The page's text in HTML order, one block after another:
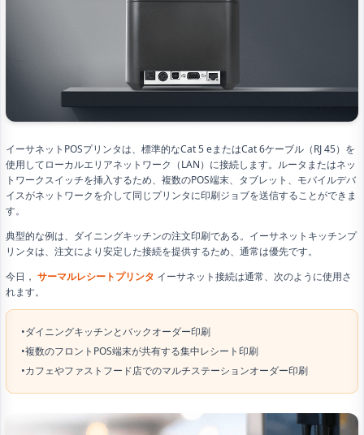
イーサネットPOSプリンタは、標準的なCat 5 eまたはCat 6ケーブル（RJ 45）を
使用してローカルエリアネットワーク（LAN）に接続します。ルータまたはネッ
トワークスイッチを挿入するため、複数のPOS端末、タブレット、モバイルデバ
イスがネットワークを介して同じプリンタに印刷ジョブを送信することができま
す。
典型的な例は、ダイニングキッチンの注文印刷である。イーサネットキッチンプ
リンタは、注文により安定した接続を提供するため、通常は優先です。
今日， サーマルレシートプリンタ イーサネット接続は通常、次のように使用さ
れます。
•ダイニングキッチンとバックオーダー印刷
•複数のフロントPOS端末が共有する集中レシート印刷
•カフェやファストフード店でのマルチステーションオーダー印刷